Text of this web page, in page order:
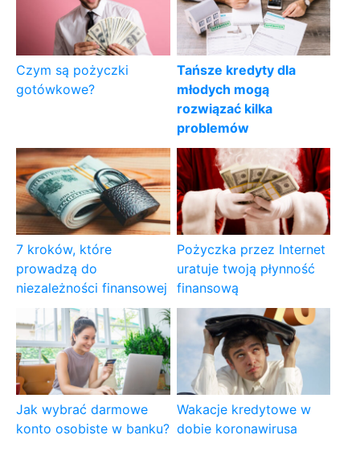
Czym są pożyczki
gotówkowe?
Tańsze kredyty dla
młodych mogą
rozwiązać kilka
problemów
7 kroków, które
prowadzą do
niezależności finansowej
Pożyczka przez Internet
uratuje twoją płynność
finansową
Jak wybrać darmowe
konto osobiste w banku?
Wakacje kredytowe w
dobie koronawirusa